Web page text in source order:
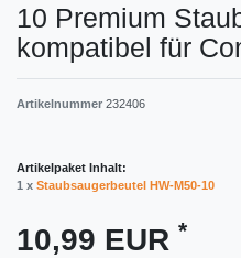
10 Premium
kompatibel für
Artikelnummer 232406
Artikelpaket Inhalt:
1 x Staubsaugerbeutel HW-M50-10
10,99 EUR *